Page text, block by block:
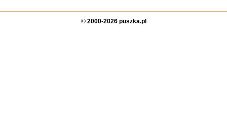
© 2000-2026 puszka.pl